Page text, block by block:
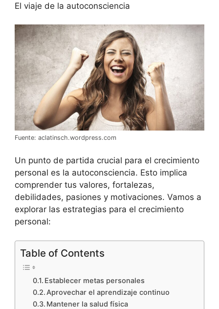
El viaje de la autoconsciencia
Fuente: aclatinsch.wordpress.com
Un punto de partida crucial para el crecimiento
personal es la autoconsciencia. Esto implica
comprender tus valores, fortalezas,
debilidades, pasiones y motivaciones. Vamos a
explorar las estrategias para el crecimiento
personal:
Table of Contents
Establecer metas personales
Aprovechar el aprendizaje continuo
Mantener la salud física